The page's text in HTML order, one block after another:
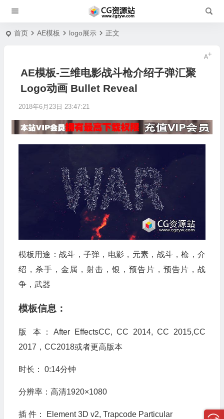
首页 AE模板 logo展示 正文
AE模板-三维电影战斗枪介绍子弹汇聚
Logo动画 Bullet Reveal
2018年6月23日 23:47:21
模板用途：战斗，子弹，电影，元素，战斗，枪，介
绍，杀手，金属，射击，银，预告片，预告片，战
争，武器
模板信息：
版 本：After EffectsCC, CC 2014, CC 2015,CC
2017，CC2018或者更高版本
时长： 0:14分钟
分辨率：高清1920×1080
插 件： Element 3D v2, Trapcode Particular